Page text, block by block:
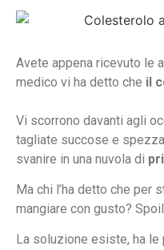
Avete appena ricevuto le
medico vi ha detto che il
Vi scorrono davanti agli
tagliate succose e
svanire in una nuvola di
Ma chi l’ha detto che per
mangiare con gusto?
La soluzione esiste, ha le